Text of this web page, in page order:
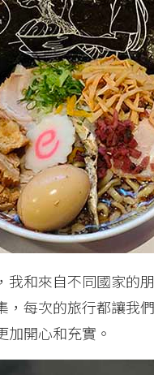
我和來自不同國家的
，每次的旅行都讓我
加開心和充實。